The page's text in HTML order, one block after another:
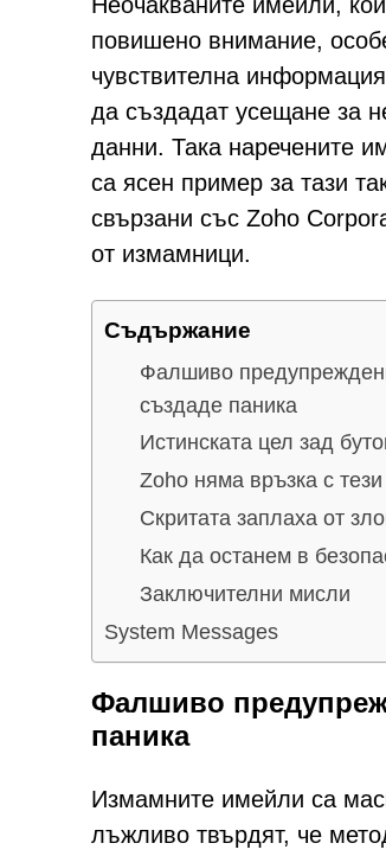
повишено внимание,
чувствителна
да създадат усещане за
данни. Така наречените
са ясен пример за тази
свързани със Zoho
от измамници.
Съдържание
Фалшиво
създаде паника
Истинската цел зад
Zoho няма връзка с
Скритата заплаха от
Как да останем в
Заключителни мисли
System Messages
Фалшиво
паника
Измамните имейли са
лъжливо твърдят, че